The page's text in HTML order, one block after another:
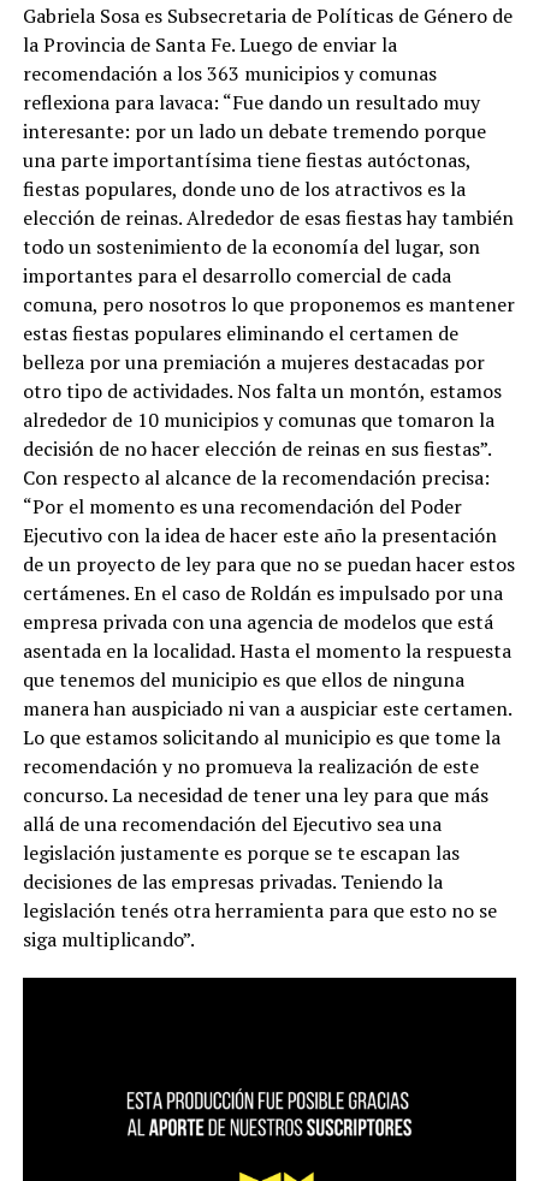
Gabriela Sosa es Subsecretaria de Políticas de Género de
la Provincia de Santa Fe. Luego de enviar la
recomendación a los 363 municipios y comunas
reflexiona para lavaca: “Fue dando un resultado muy
interesante: por un lado un debate tremendo porque
una parte importantísima tiene fiestas autóctonas,
fiestas populares, donde uno de los atractivos es la
elección de reinas. Alrededor de esas fiestas hay también
todo un sostenimiento de la economía del lugar, son
importantes para el desarrollo comercial de cada
comuna, pero nosotros lo que proponemos es mantener
estas fiestas populares eliminando el certamen de
belleza por una premiación a mujeres destacadas por
otro tipo de actividades. Nos falta un montón, estamos
alrededor de 10 municipios y comunas que tomaron la
decisión de no hacer elección de reinas en sus fiestas”.
Con respecto al alcance de la recomendación precisa:
“Por el momento es una recomendación del Poder
Ejecutivo con la idea de hacer este año la presentación
de un proyecto de ley para que no se puedan hacer estos
certámenes. En el caso de Roldán es impulsado por una
empresa privada con una agencia de modelos que está
asentada en la localidad. Hasta el momento la respuesta
que tenemos del municipio es que ellos de ninguna
manera han auspiciado ni van a auspiciar este certamen.
Lo que estamos solicitando al municipio es que tome la
recomendación y no promueva la realización de este
concurso. La necesidad de tener una ley para que más
allá de una recomendación del Ejecutivo sea una
legislación justamente es porque se te escapan las
decisiones de las empresas privadas. Teniendo la
legislación tenés otra herramienta para que esto no se
siga multiplicando”.